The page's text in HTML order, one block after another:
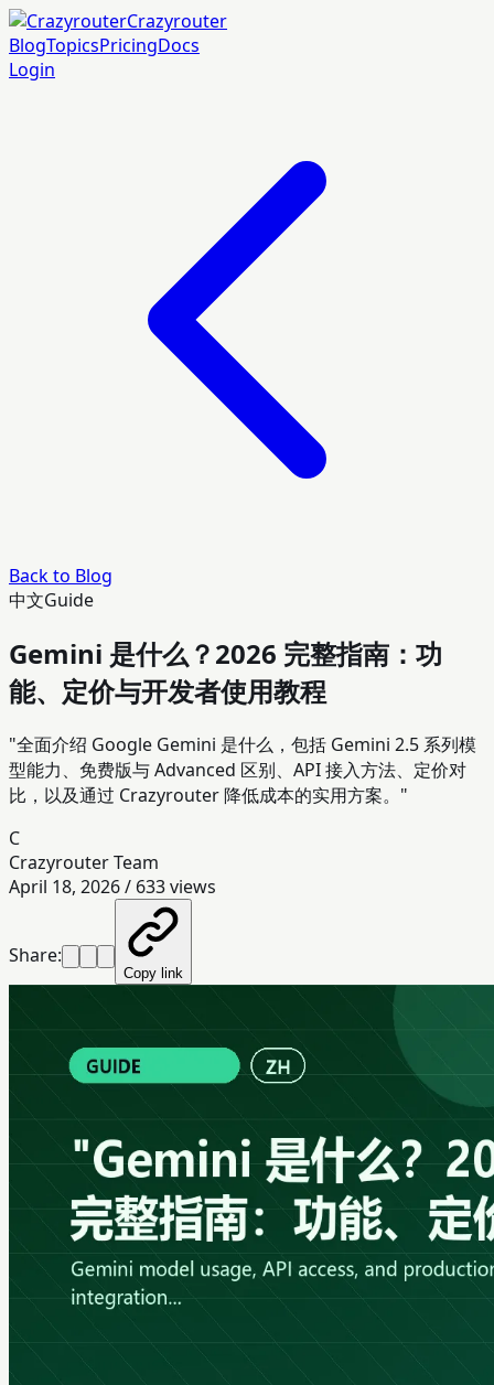
Crazyrouter
BlogTopicsPricingDocs
Login
Back to Blog
中文Guide
Gemini 是什么？2026 完整指南：功
能、定价与开发者使用教程
"全面介绍 Google Gemini 是什么，包括 Gemini 2.5 系列模
型能力、免费版与 Advanced 区别、API 接入方法、定价对
比，以及通过 Crazyrouter 降低成本的实用方案。"
C
Crazyrouter Team
April 18, 2026/ 633views
Share:
Copy link